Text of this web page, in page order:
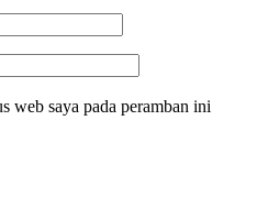
web saya pada peramban ini